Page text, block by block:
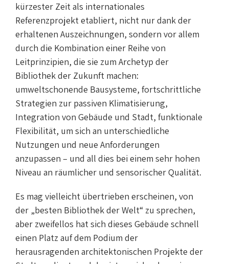
kürzester Zeit als internationales
Referenzprojekt etabliert, nicht nur dank der
erhaltenen Auszeichnungen, sondern vor allem
durch die Kombination einer Reihe von
Leitprinzipien, die sie zum Archetyp der
Bibliothek der Zukunft machen:
umweltschonende Bausysteme, fortschrittliche
Strategien zur passiven Klimatisierung,
Integration von Gebäude und Stadt, funktionale
Flexibilität, um sich an unterschiedliche
Nutzungen und neue Anforderungen
anzupassen – und all dies bei einem sehr hohen
Niveau an räumlicher und sensorischer Qualität.
Es mag vielleicht übertrieben erscheinen, von
der „besten Bibliothek der Welt“ zu sprechen,
aber zweifellos hat sich dieses Gebäude schnell
einen Platz auf dem Podium der
herausragenden architektonischen Projekte der